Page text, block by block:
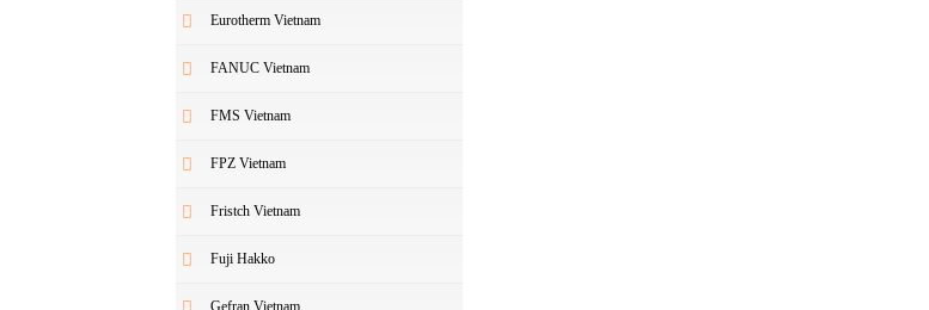
Eurotherm Vietnam
FANUC Vietnam
FMS Vietnam
FPZ Vietnam
Fristch Vietnam
Fuji Hakko